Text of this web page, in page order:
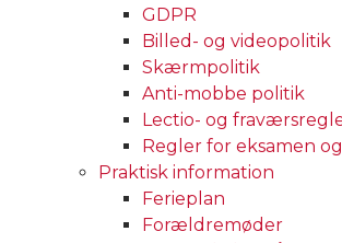
GDPR
Billed- og videopolitik
Skærmpolitik
Anti-mobbe politik
Lectio- og
Regler for eksamen
Praktisk information
Ferieplan
Forældremøder